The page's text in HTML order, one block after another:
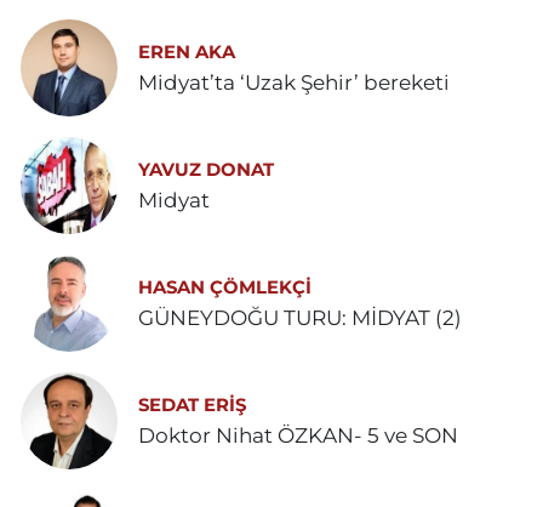
EREN AKA
Midyat’ta ‘Uzak Şehir’ bereketi
YAVUZ DONAT
Midyat
HASAN ÇÖMLEKÇİ
GÜNEYDOĞU TURU: MİDYAT (2)
SEDAT ERİŞ
Doktor Nihat ÖZKAN- 5 ve SON